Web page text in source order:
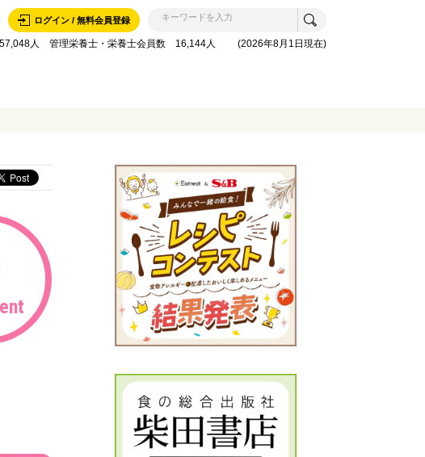
ログイン / 無料会員登録
人 管理栄養士・栄養士会員数 16,144人 (2026年8月1日現在)